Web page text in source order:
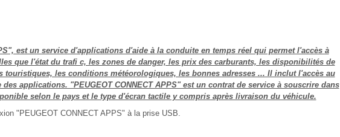
est un service d'applications d'aide à la conduite en temps réel qui permet l'accès à
que l'état du trafi c, les zones de danger, les prix des carburants, les disponibilités de
touristiques, les conditions météorologiques, les bonnes adresses ... Il inclut l'accès au
applications. "PEUGEOT CONNECT APPS" est un contrat de service à souscrire dans
selon le pays et le type d'écran tactile y compris après livraison du véhicule.
"PEUGEOT CONNECT APPS" à la prise USB.